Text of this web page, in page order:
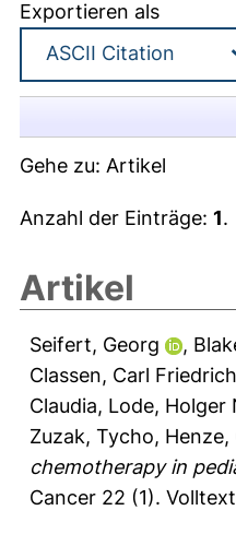
Exportieren als
Gehe zu: Artikel
Anzahl der Einträge: 1.
Artikel
Seifert, Georg ,
Classen, Carl Friedrich
Claudia, Lode, Holger
Zuzak, Tycho, Henze,
chemotherapy in
Cancer 22 (1).